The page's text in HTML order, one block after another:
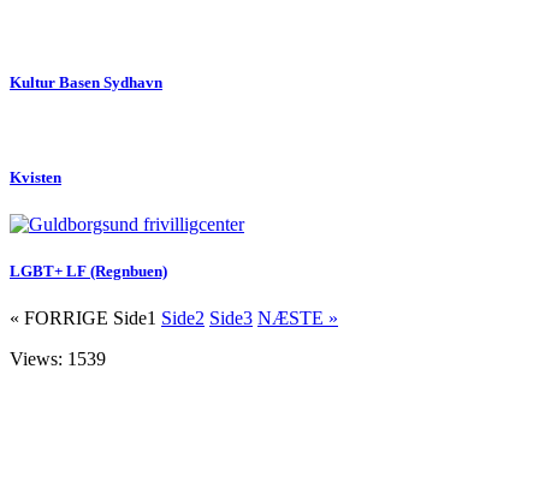
Kultur Basen Sydhavn
Kvisten
LGBT+ LF (Regnbuen)
« FORRIGE Side1 Side2 Side3 NÆSTE »
Views: 1539